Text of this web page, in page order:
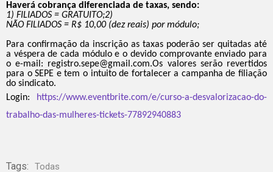
Haverá cobrança diferenciada de taxas, sendo:
1) FILIADOS = GRATUITO;2)
NÃO FILIADOS = R$ 10,00 (dez reais) por módulo;
Para confirmação da inscrição as taxas poderão ser quitadas até
a véspera de cada módulo e o devido comprovante enviado para
o e-mail: registro.sepe@gmail.com.Os valores serão revertidos
para o SEPE e tem o intuito de fortalecer a campanha de filiação
do sindicato.
Login:
https://www.eventbrite.com/e/curso-a-desvalorizacao-do-
trabalho-das-mulheres-tickets-77892940883
Tags: Todas